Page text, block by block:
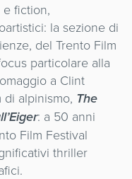
fiction,
la sezione di
del Trento Film
particolare alla
a Clint
alpinismo, The
: a 50 anni
Film Festival
thriller